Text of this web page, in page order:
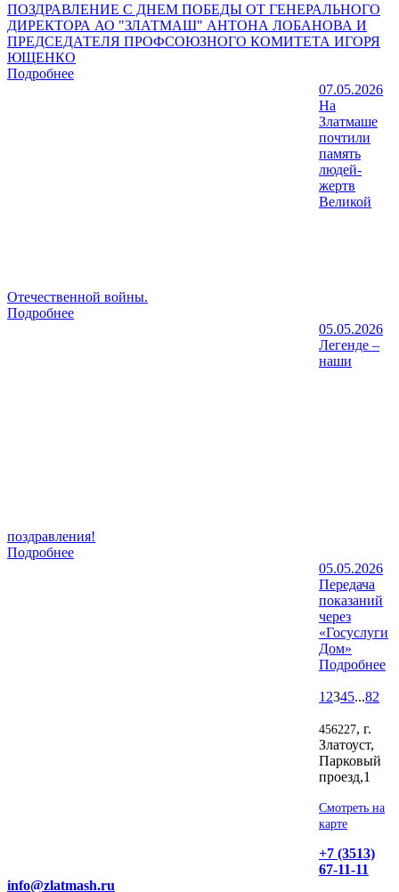
ПОЗДРАВЛЕНИЕ С ДНЕМ ПОБЕДЫ ОТ ГЕНЕРАЛЬНОГО
ДИРЕКТОРА АО "ЗЛАТМАШ" АНТОНА ЛОБАНОВА И
ПРЕДСЕДАТЕЛЯ ПРОФСОЮЗНОГО КОМИТЕТА ИГОРЯ
ЮЩЕНКО
Подробнее
07.05.2026
На
Златмаше
почтили
память
людей-
жертв
Великой
Отечественной войны.
Подробнее
05.05.2026
Легенде –
наши
поздравления!
Подробнее
05.05.2026
Передача
показаний
через
«Госуслуги
Дом»
Подробнее
1 2345...82
456227, г.
Златоуст,
Парковый
проезд,1
Смотреть на
карте
+7 (3513)
67-11-11
info@zlatmash.ru